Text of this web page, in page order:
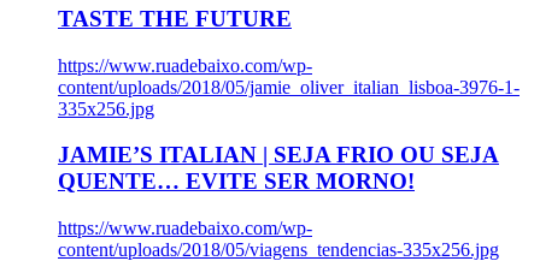
TASTE THE FUTURE
https://www.ruadebaixo.com/wp-
content/uploads/2018/05/jamie_oliver_italian_lisboa-3976-1-
335x256.jpg
JAMIE’S ITALIAN | SEJA FRIO OU SEJA
QUENTE… EVITE SER MORNO!
https://www.ruadebaixo.com/wp-
content/uploads/2018/05/viagens_tendencias-335x256.jpg